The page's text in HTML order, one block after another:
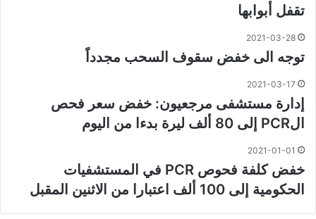
تقفل أبوابها
2021-03-28
توجه الى خفض سقوف السحب مجدداً
2021-03-17
إدارة مستشفى مرجعيون: خفض سعر فحص
الPCR إلى 80 ألف ليرة بدءا من اليوم
2021-01-01
خفض كلفة فحوص PCR في المستشفيات
الحكومية إلى 100 ألف اعتبارا من الاثنين المقبل